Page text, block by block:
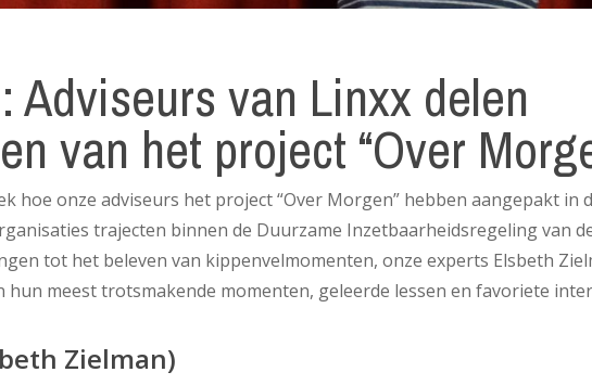
Adviseurs van Linxx delen
van het project “Over
hoe onze adviseurs het project “Over Morgen” hebben aangepakt in
trajecten binnen de Duurzame Inzetbaarheidsregeling van
tot het beleven van kippenvelmomenten, onze experts Elsbeth
hun meest trotsmakende momenten, geleerde lessen en favoriete
Zielman)